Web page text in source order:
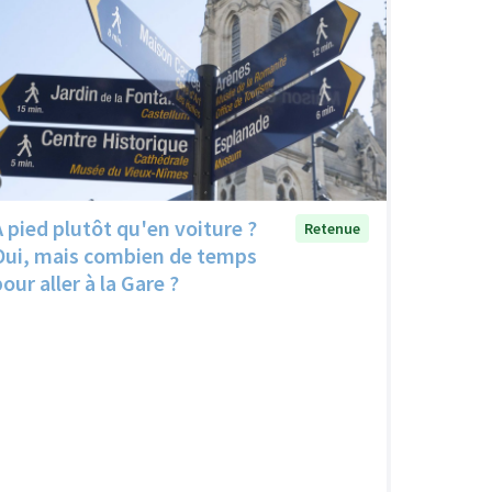
pied plutôt qu'en voiture ?
mais combien de temps
aller à la Gare ?
Retenue